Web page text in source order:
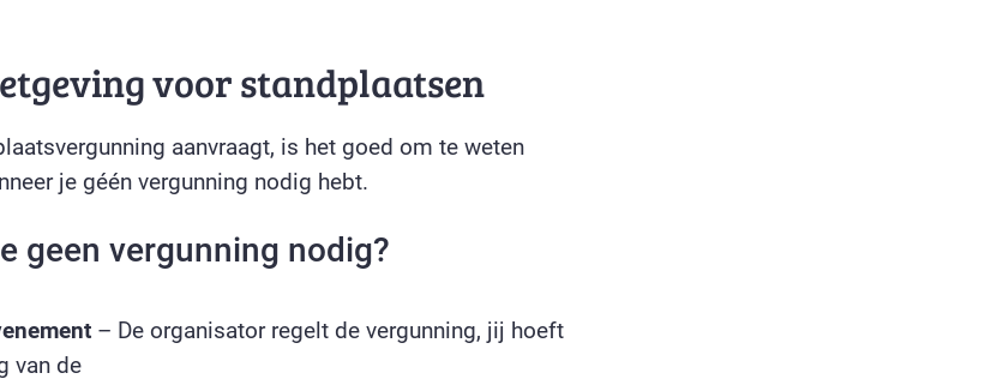
voor standplaatsen
aanvraagt, is het goed om te weten
je géén vergunning nodig hebt.
geen vergunning nodig?
– De organisator regelt de vergunning, jij hoeft
van de